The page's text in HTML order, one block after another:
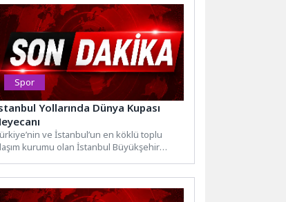
Spor
Yollarında Dünya Kupası
ve İstanbul’un en köklü toplu
kurumu olan İstanbul Büyükşehir